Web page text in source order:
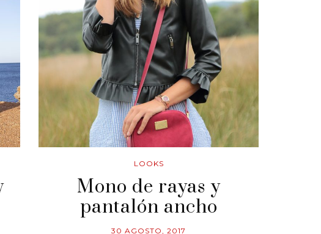
LOOKS
Mono de rayas y
pantalón ancho
30 AGOSTO, 2017